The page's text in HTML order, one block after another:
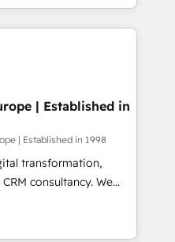
you've got and make
build your website in
are on the
been accredited by
which means we
as well the
-
| Established in
| Established in 1998
transformation,
consultancy. We
clients to
and fuel their